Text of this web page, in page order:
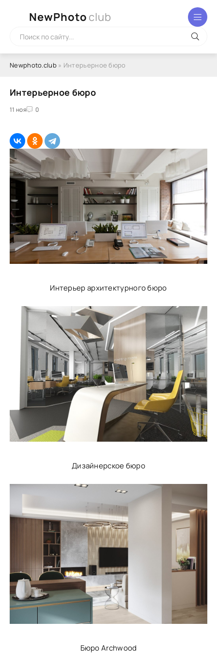
NewPhoto club
Newphoto.club» Интерьерное бюро
Интерьерное бюро
11 ноя 0
Интерьер архитектурного бюро
Дизайнерское бюро
Бюро Archwood